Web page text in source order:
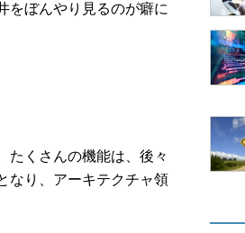
をぼんやり見るのが癖に
くさんの機能は、後々
なり、アーキテクチャ領